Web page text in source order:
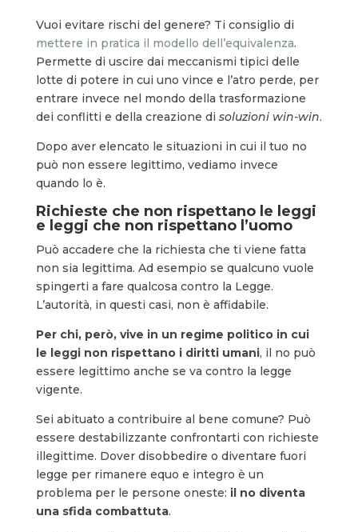
Vuoi evitare rischi del genere? Ti consiglio di
mettere in pratica il modello dell’equivalenza.
Permette di uscire dai meccanismi tipici delle
lotte di potere in cui uno vince e l’atro perde, per
entrare invece nel mondo della trasformazione
dei conflitti e della creazione di soluzioni win-win.
Dopo aver elencato le situazioni in cui il tuo no
può non essere legittimo, vediamo invece
quando lo è.
Richieste che non rispettano le leggi
e leggi che non rispettano l’uomo
Può accadere che la richiesta che ti viene fatta
non sia legittima. Ad esempio se qualcuno vuole
spingerti a fare qualcosa contro la Legge.
L’autorità, in questi casi, non è affidabile.
Per chi, però, vive in un regime politico in cui
le leggi non rispettano i diritti umani, il no può
essere legittimo anche se va contro la legge
vigente.
Sei abituato a contribuire al bene comune? Può
essere destabilizzante confrontarti con richieste
illegittime. Dover disobbedire o diventare fuori
legge per rimanere equo e integro è un
problema per le persone oneste: il no diventa
una sfida combattuta.